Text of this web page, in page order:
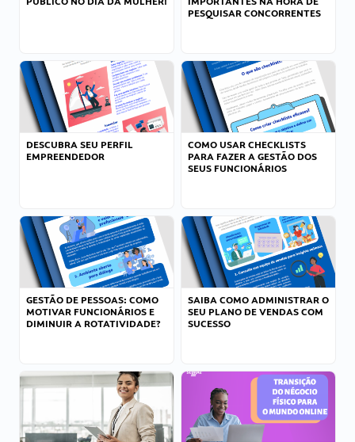
PESQUISAR CONCORRENTES
DESCUBRA SEU PERFIL
EMPREENDEDOR
COMO USAR CHECKLISTS
PARA FAZER A GESTÃO DOS
SEUS FUNCIONÁRIOS
GESTÃO DE PESSOAS: COMO
MOTIVAR FUNCIONÁRIOS E
DIMINUIR A ROTATIVIDADE?
SAIBA COMO ADMINISTRAR O
SEU PLANO DE VENDAS COM
SUCESSO